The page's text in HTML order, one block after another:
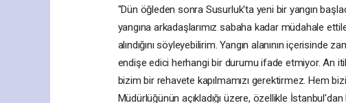
"Dün öğleden sonra Susurluk'ta yeni bir yangın
yangına arkadaşlarımız sabaha kadar müdahale
alındığını söyleyebilirim. Yangın alanının
endişe edici herhangi bir durumu ifade etmiyor. An
bizim bir rehavete kapılmamızı gerektirmez. Hem
Müdürlüğünün açıkladığı üzere, özellikle